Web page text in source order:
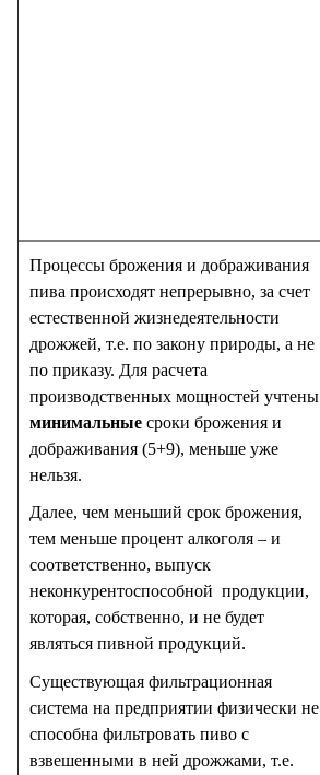
Процессы брожения и дображивания
пива происходят непрерывно, за счет
естественной жизнедеятельности
дрожжей, т.е. по закону природы, а не
по приказу. Для расчета
производственных мощностей учтены
минимальные сроки брожения и
дображивания (5+9), меньше уже
нельзя.
Далее, чем меньший срок брожения,
тем меньше процент алкоголя – и
соответственно, выпуск
неконкурентоспособной продукции,
которая, собственно, и не будет
являться пивной продукций.
Существующая фильтрационная
система на предприятии физически не
способна фильтровать пиво с
взвешенными в ней дрожжами, т.е.